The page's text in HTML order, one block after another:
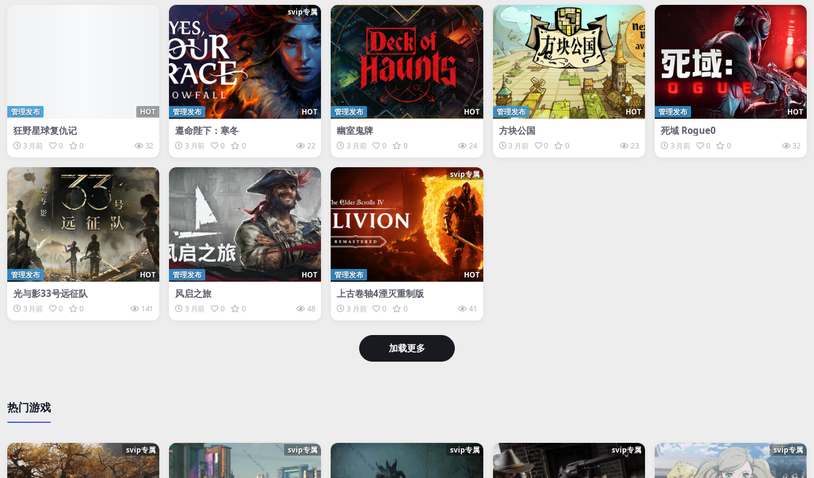
HOT
管理发布
狂野星球复仇记
3 月前 0 0 32
svip专属
HOT
管理发布
遵命陛下：寒冬
3 月前 0 0 22
HOT
管理发布
幽室鬼牌
3 月前 0 0 24
HOT
管理发布
方块公国
3 月前 0 0 23
HOT
管理发布
死域 Rogue0
3 月前 0 0 32
HOT
管理发布
光与影33号远征队
3 月前 0 0 141
HOT
管理发布
风启之旅
3 月前 0 0 48
svip专属
HOT
管理发布
上古卷轴4湮灭重制版
3 月前 0 0 41
加载更多
热门游戏
svip专属 svip专属 svip专属 svip专属 svip专属